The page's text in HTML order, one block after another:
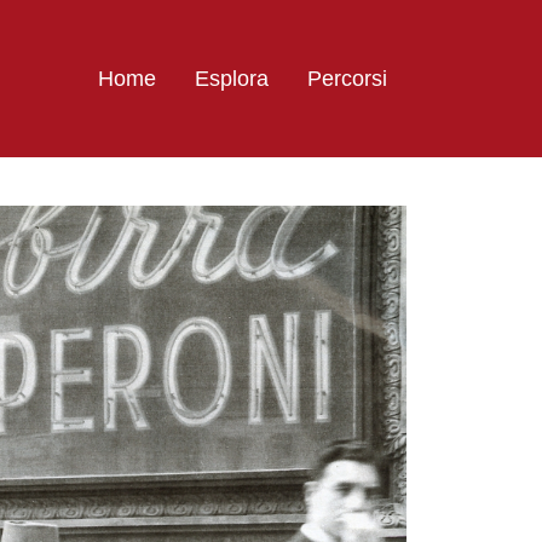
Home Esplora Percorsi